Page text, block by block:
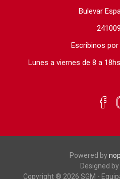
Bulevar
Escribinos
Lunes a viernes de 8 a
Powered by
Designed by
Copyright ® 2026 SGM -